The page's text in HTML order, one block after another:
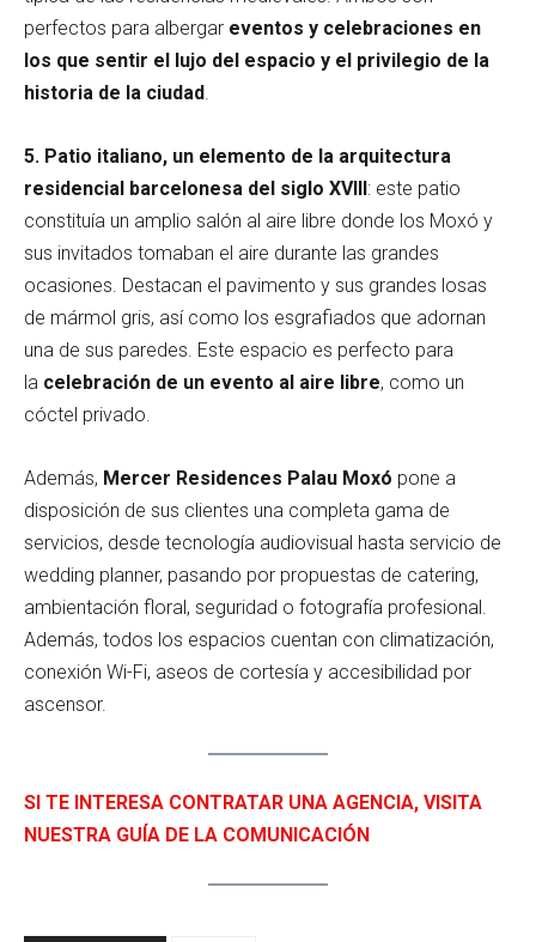
perfectos para albergar eventos y celebraciones en
los que sentir el lujo del espacio y el privilegio de la
historia de la ciudad.
5. Patio italiano, un elemento de la arquitectura
residencial barcelonesa del siglo XVIII : este patio
constituía un amplio salón al aire libre donde los Moxó y
sus invitados tomaban el aire durante las grandes
ocasiones. Destacan el pavimento y sus grandes losas
de mármol gris, así como los esgrafiados que adornan
una de sus paredes. Este espacio es perfecto para
la celebración de un evento al aire libre, como un
cóctel privado.
Además, Mercer Residences Palau Moxó pone a
disposición de sus clientes una completa gama de
servicios, desde tecnología audiovisual hasta servicio de
wedding planner, pasando por propuestas de catering,
ambientación floral, seguridad o fotografía profesional.
Además, todos los espacios cuentan con climatización,
conexión Wi-Fi, aseos de cortesía y accesibilidad por
ascensor.
SI TE INTERESA CONTRATAR UNA AGENCIA, VISITA
NUESTRA GUÍA DE LA COMUNICACIÓN